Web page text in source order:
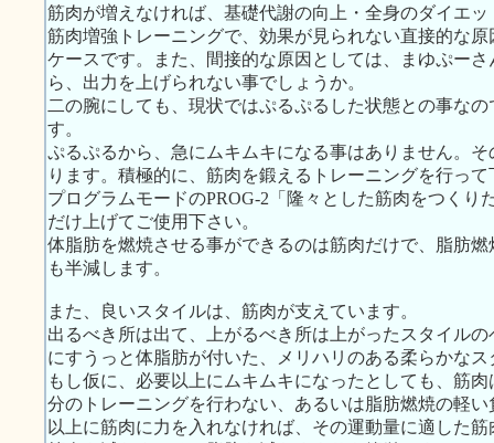
筋肉が増えなければ、基礎代謝の向上・全身のダイエ
筋肉増強トレーニングで、効果が見られない直接的な
ケースです。また、間接的な原因としては、まゆぷー
ら、出力を上げられない事でしょうか。
二の腕にしても、現状ではぷるぷるした状態との事な
す。
ぷるぷるから、急にムキムキになる事はありません。
ります。積極的に、筋肉を鍛えるトレーニングを行って
プログラムモードのPROG-2「隆々とした筋肉をつくり
だけ上げてご使用下さい。
体脂肪を燃焼させる事ができるのは筋肉だけで、脂肪
も半減します。
また、良いスタイルは、筋肉が支えています。
出るべき所は出て、上がるべき所は上がったスタイル
にすうっと体脂肪が付いた、メリハリのある柔らかな
もし仮に、必要以上にムキムキになったとしても、筋
分のトレーニングを行わない、あるいは脂肪燃焼の軽
以上に筋肉に力を入れなければ、その運動量に適した